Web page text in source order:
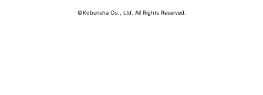
©Kobunsha Co., Ltd. All Rights Reserved.